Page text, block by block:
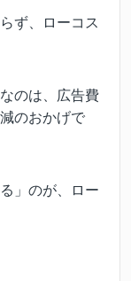
ず、ローコス
のは、広告費
のおかげで
」のが、ロー